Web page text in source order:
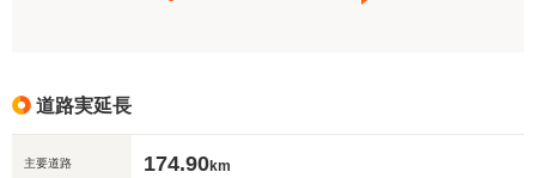
道路実延長
主要道路 174.90km